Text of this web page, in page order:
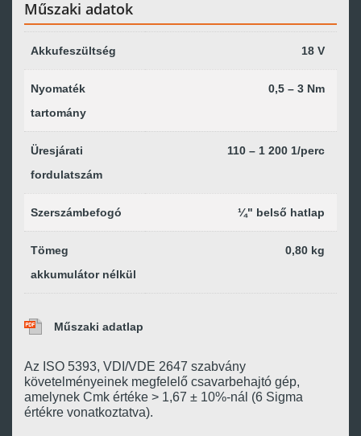
Műszaki adatok
Akkufeszültség 18 V
Nyomaték
tartomány
0,5 – 3 Nm
Üresjárati
fordulatszám
110 – 1 200 1/perc
Szerszámbefogó ¼" belső hatlap
Tömeg
akkumulátor nélkül
0,80 kg
Műszaki adatlap
Az ISO 5393, VDI/VDE 2647 szabvány
követelményeinek megfelelő csavarbehajtó gép,
amelynek Cmk értéke > 1,67 ± 10%-nál (6 Sigma
értékre vonatkoztatva).